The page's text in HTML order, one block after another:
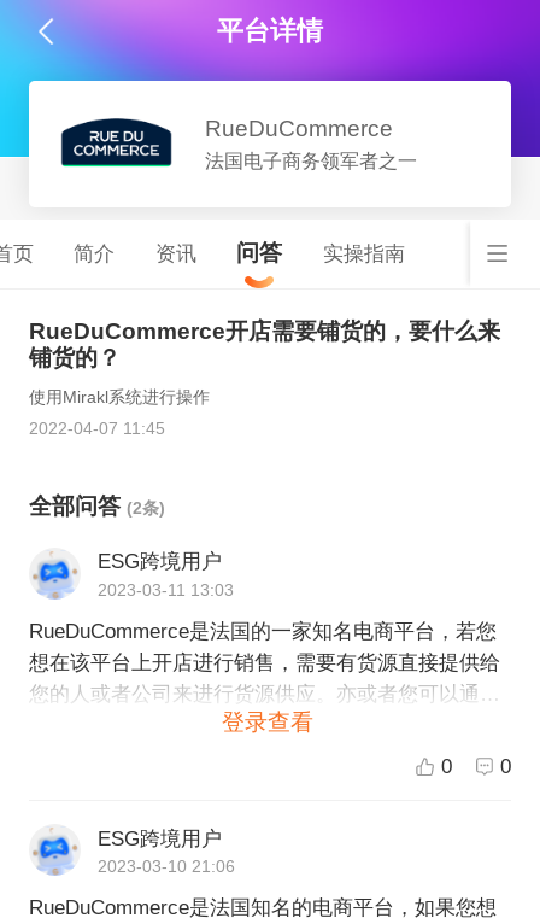
平台详情
RueDuCommerce
法国电子商务领军者之一
页 简介 资讯 问答 实操指南
RueDuCommerce开店需要铺货的，要什么来
铺货的？
使用Mirakl系统进行操作
2022-04-07 11:45
全部问答 (2条)
ESG跨境用户
2023-03-11 13:03
RueDuCommerce是法国的一家知名电商平台，若您
想在该平台上开店进行销售，需要有货源直接提供给
您的人或者公司来进行货源供应。亦或者您可以通过
一些跨境电商平台提供的批发或者货源供应服务来找
到合适的货源。如果您对跨境电商平台有更多的疑问
登录查看
0 0
ESG跨境用户
2023-03-10 21:06
RueDuCommerce是法国知名的电商平台，如果您想